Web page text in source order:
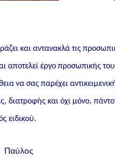
και αντανακλά τις
αποτελεί έργο προσωπικής
να σας παρέχει
διατροφής και όχι μόνο,
ειδικού.